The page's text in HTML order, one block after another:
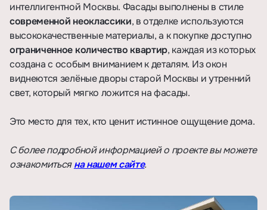
интеллигентной Москвы. Фасады выполнены в стиле
современной неоклассики, в отделке используются
высококачественные материалы, а к покупке доступно
ограниченное количество квартир, каждая из которых
создана с особым вниманием к деталям. Из окон
виднеются зелёные дворы старой Москвы и утренний
свет, который мягко ложится на фасады.
Это место для тех, кто ценит истинное ощущение дома.
С более подробной информацией о проекте вы можете
ознакомитьсяна нашем сайте.